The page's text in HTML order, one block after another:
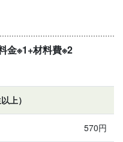
金※1+材料費※2
上）
570円